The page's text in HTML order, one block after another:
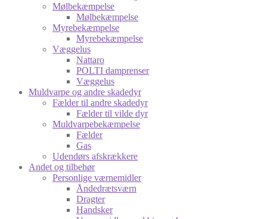
Mølbekæmpelse
Mølbekæmpelse
Myrebekæmpelse
Myrebekæmpelse
Væggelus
Nattaro
POLTI damprenser
Væggelus
Muldvarpe og andre skadedyr
Fælder til andre skadedyr
Fælder til vilde dyr
Muldvarpebekæmpelse
Fælder
Gas
Udendørs afskrækkere
Andet og tilbehør
Personlige værnemidler
Åndedrætsværn
Dragter
Handsker